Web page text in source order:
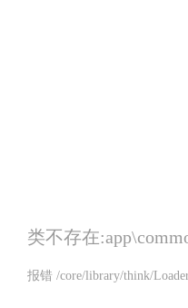
类不存在
报错 /core/library/think/